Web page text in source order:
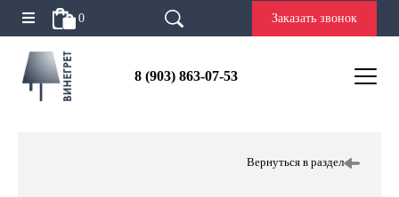
0 Заказать звонок
8 (903) 863-07-53
Вернуться в раздел